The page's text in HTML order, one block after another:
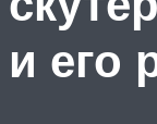
и его